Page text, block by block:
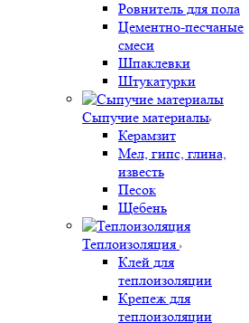
Ровнитель для пола
Цементно-песчаные
смеси
Шпаклевки
Штукатурки
Сыпучие материалы
Керамзит
Мел, гипс, глина,
известь
Песок
Щебень
Теплоизоляция
Клей для
теплоизоляции
Крепеж для
теплоизоляции